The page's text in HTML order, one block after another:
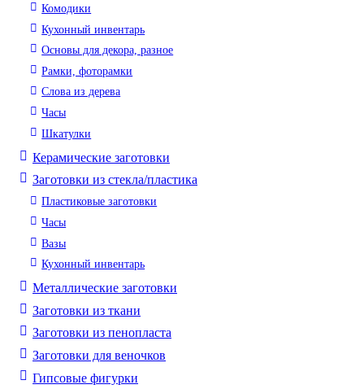
Комодики
Кухонный инвентарь
Основы для декора, разное
Рамки, фоторамки
Слова из дерева
Часы
Шкатулки
Керамические заготовки
Заготовки из стекла/пластика
Пластиковые заготовки
Часы
Вазы
Кухонный инвентарь
Металлические заготовки
Заготовки из ткани
Заготовки из пенопласта
Заготовки для веночков
Гипсовые фигурки